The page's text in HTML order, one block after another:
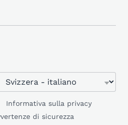
Informativa sulla privacy
di sicurezza